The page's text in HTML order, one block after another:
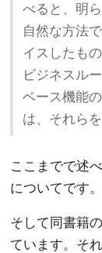
べると、明
自然な方法
イスしたも
ビジネスル
ベース機能
は、それら
ここまでで述
についてです。
そして同書籍
ています。そ